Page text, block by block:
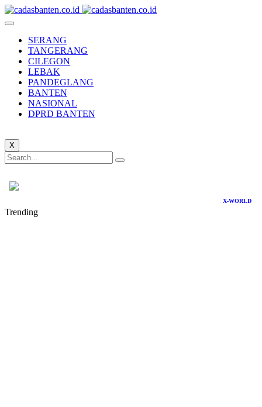
SERANG
TANGERANG
CILEGON
LEBAK
PANDEGLANG
BANTEN
NASIONAL
DPRD BANTEN
X
X-WORLD
Trending